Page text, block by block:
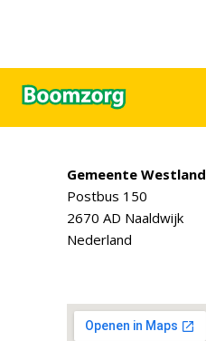
Gemeente Westland
Postbus 150
2670 AD Naaldwijk
Nederland